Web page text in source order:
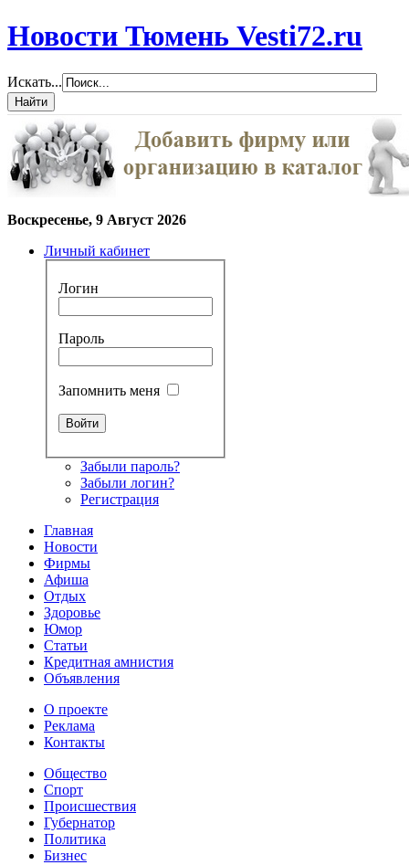
Новости Тюмень Vesti72.ru
Искать...
Воскресенье, 9 Август 2026
Личный кабинет
Логин
Пароль
Запомнить меня
Забыли пароль?
Забыли логин?
Регистрация
Главная
Новости
Фирмы
Афиша
Отдых
Здоровье
Юмор
Статьи
Кредитная амнистия
Объявления
О проекте
Реклама
Контакты
Общество
Спорт
Происшествия
Губернатор
Политика
Бизнес